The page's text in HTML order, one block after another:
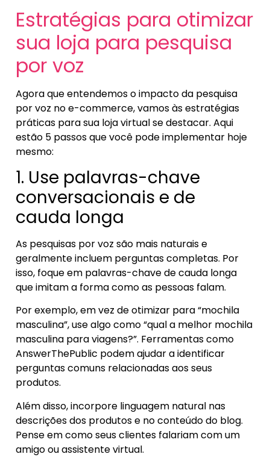
Estratégias para otimizar
sua loja para pesquisa
por voz
Agora que entendemos o impacto da pesquisa
por voz no e-commerce, vamos às estratégias
práticas para sua loja virtual se destacar. Aqui
estão 5 passos que você pode implementar hoje
mesmo:
1. Use palavras-chave
conversacionais e de
cauda longa
As pesquisas por voz são mais naturais e
geralmente incluem perguntas completas. Por
isso, foque em palavras-chave de cauda longa
que imitam a forma como as pessoas falam.
Por exemplo, em vez de otimizar para “mochila
masculina”, use algo como “qual a melhor mochila
masculina para viagens?”. Ferramentas como
AnswerThePublic podem ajudar a identificar
perguntas comuns relacionadas aos seus
produtos.
Além disso, incorpore linguagem natural nas
descrições dos produtos e no conteúdo do blog.
Pense em como seus clientes falariam com um
amigo ou assistente virtual.